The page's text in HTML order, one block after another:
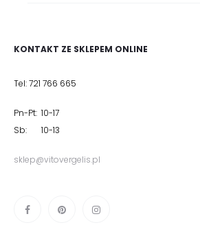
KONTAKT ZE SKLEPEM ONLINE
Tel: 721 766 665
Pn-Pt: 10-17
Sb: 10-13
sklep@vitovergelis.pl